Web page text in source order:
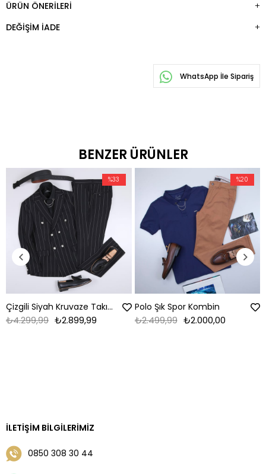
ÜRÜN ÖNERILERI
DEĞIŞIM İADE
WhatsApp İle Sipariş
BENZER ÜRÜNLER
Çizgili Siyah Kruvaze Takım Elbise Kombini
₺2.899,99
₺4.299,99
%33
Polo Şık Spor Kombin
₺2.000,00
₺2.499,99
%20
İLETIŞIM BILGILERIMIZ
0850 308 30 44